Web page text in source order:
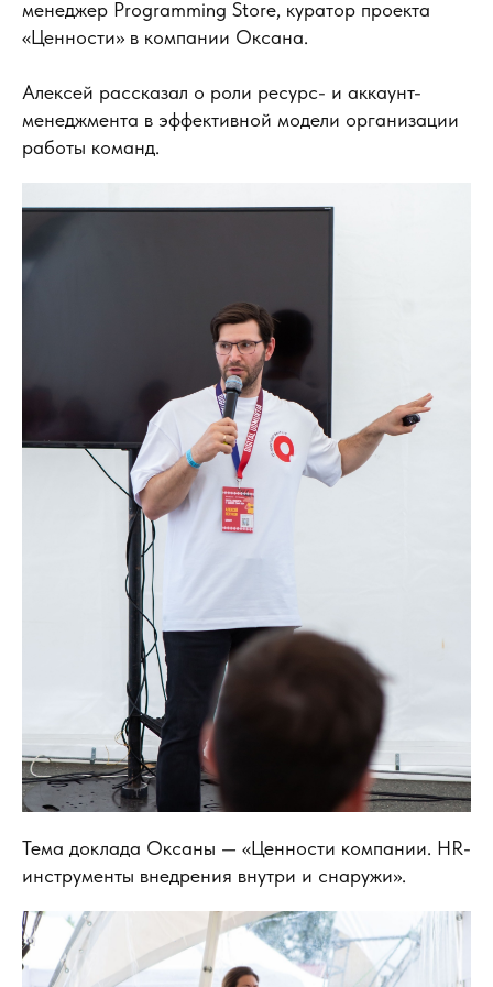
менеджер Programming Store, куратор проекта
«Ценности» в компании Оксана.
Алексей рассказал о роли ресурс- и аккаунт-
менеджмента в эффективной модели организации
работы команд.
Тема доклада Оксаны — «Ценности компании. HR-
инструменты внедрения внутри и снаружи».